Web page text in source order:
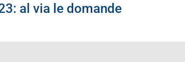
al via le domande